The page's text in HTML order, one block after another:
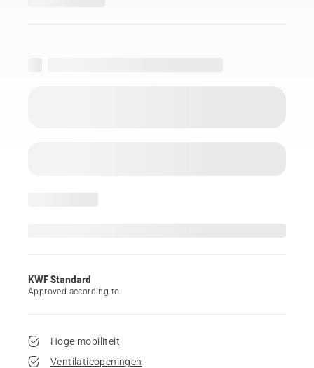
KWF Standard
Approved according to
Hoge mobiliteit
Ventilatieopeningen